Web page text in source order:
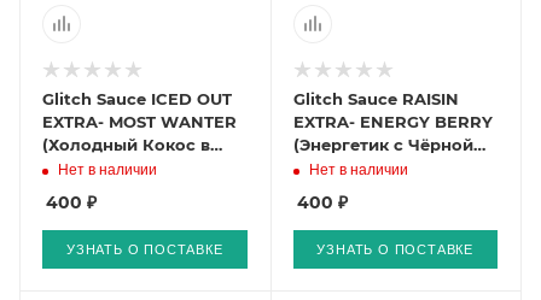
Glitch Sauce ICED OUT
EXTRA- MOST WANTER
(Холодный Кокос в
Шоколаде) 30 мл
Нет в наличии
400 ₽
УЗНАТЬ О ПОСТАВКЕ
Glitch Sauce RAISIN
EXTRA- ENERGY BERRY
(Энергетик с Чёрной
Смородиной и
Нет в наличии
400 ₽
УЗНАТЬ О ПОСТАВКЕ